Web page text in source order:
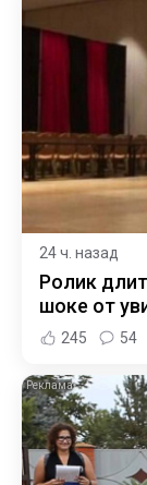
24 ч. назад
Ролик
шоке от
245 54